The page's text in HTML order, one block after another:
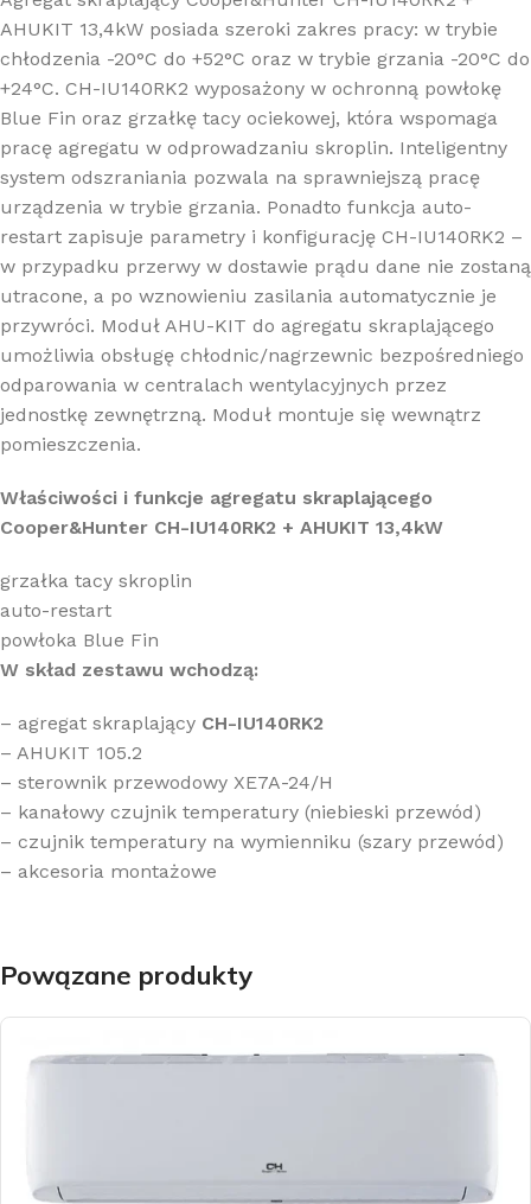
AHUKIT 13,4kW posiada szeroki zakres pracy: w trybie
chłodzenia -20°C do +52°C oraz w trybie grzania -20°C do
+24°C. CH-IU140RK2 wyposażony w ochronną powłokę
Blue Fin oraz grzałkę tacy ociekowej, która wspomaga
pracę agregatu w odprowadzaniu skroplin. Inteligentny
system odszraniania pozwala na sprawniejszą pracę
urządzenia w trybie grzania. Ponadto funkcja auto-
restart zapisuje parametry i konfigurację CH-IU140RK2 –
w przypadku przerwy w dostawie prądu dane nie zostaną
utracone, a po wznowieniu zasilania automatycznie je
przywróci. Moduł AHU-KIT do agregatu skraplającego
umożliwia obsługę chłodnic/nagrzewnic bezpośredniego
odparowania w centralach wentylacyjnych przez
jednostkę zewnętrzną. Moduł montuje się wewnątrz
pomieszczenia.
Właściwości i funkcje agregatu skraplającego
Cooper&Hunter CH-IU140RK2 + AHUKIT 13,4kW
grzałka tacy skroplin
auto-restart
powłoka Blue Fin
W skład zestawu wchodzą:
– agregat skraplający CH-IU140RK2
– AHUKIT 105.2
– sterownik przewodowy XE7A-24/H
– kanałowy czujnik temperatury (niebieski przewód)
– czujnik temperatury na wymienniku (szary przewód)
– akcesoria montażowe
Powązane produkty